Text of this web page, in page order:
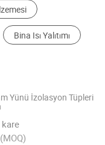
Kaya Yünü
Yünü İzolasyon Tüpleri
(MOQ)
Co., Ltd.